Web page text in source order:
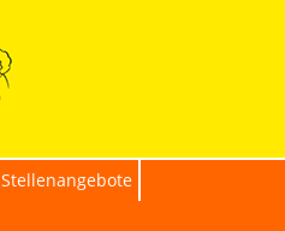
Stellenangebote